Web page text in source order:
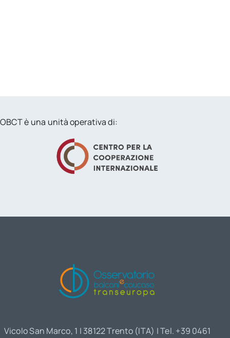
OBCT è una unità operativa di:
Vicolo San Marco, 1 | 38122 Trento (ITA) | Tel. +39 0461